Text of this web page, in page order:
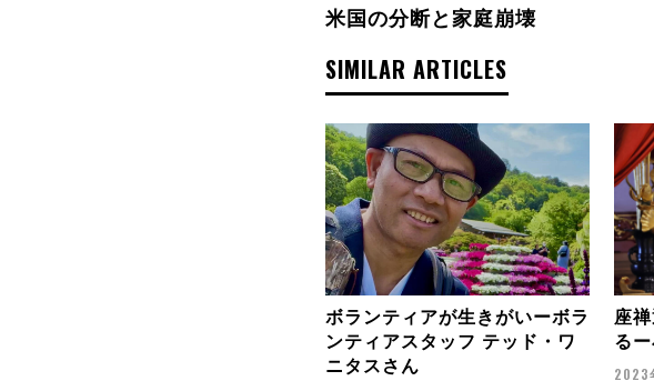
米国の分断と家庭崩壊
SIMILAR ARTICLES
ボランティアが生きがいーボラ
ンティアスタッフ テッド・ワ
ニタスさん
座
る
2023